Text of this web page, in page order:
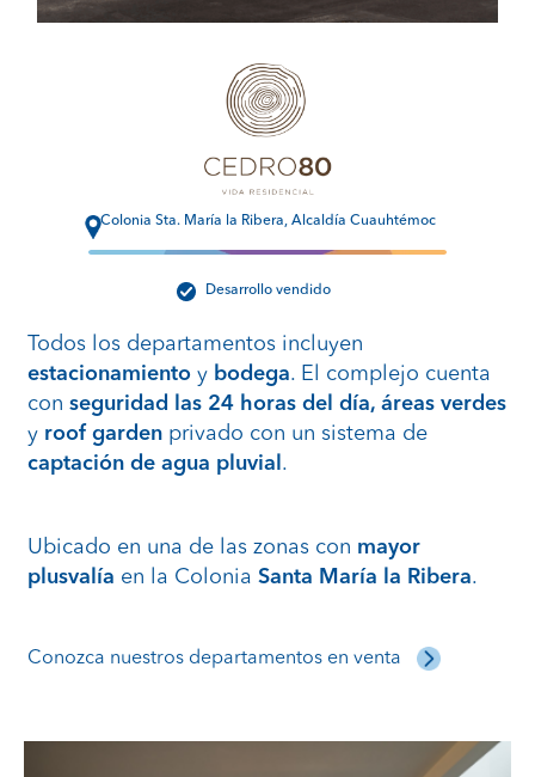
Colonia Sta. María la Ribera, Alcaldía Cuauhtémoc
Desarrollo vendido
Todos los departamentos incluyen
estacionamiento y bodega. El complejo cuenta
con seguridad las 24 horas del día, áreas verdes
y roof garden privado con un sistema de
captación de agua pluvial .
Ubicado en una de las zonas con mayor
plusvalía en la Colonia Santa María la Ribera.
Conozca nuestros departamentos en venta